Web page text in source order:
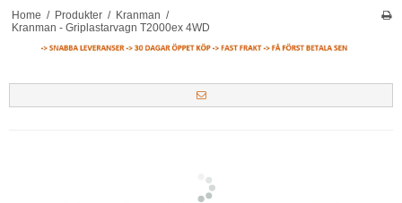
Home / Produkter / Kranman /
Kranman - Griplastarvagn T2000ex 4WD